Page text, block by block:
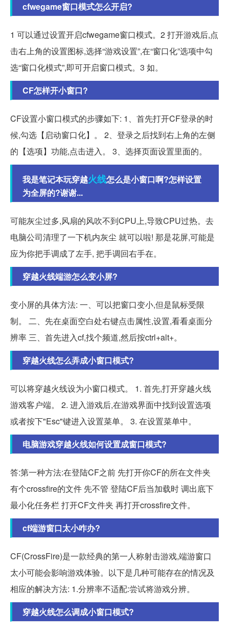
cfwegame窗口模式怎么开启?
1 可以通过设置开启cfwegame窗口模式。2 打开游戏后,点
击右上角的设置图标,选择“游戏设置”,在“窗口化”选项中勾
选“窗口化模式”,即可开启窗口模式。3 如。
CF怎样开小窗口?
CF设置小窗口模式的步骤如下: 1、首先打开CF登录的时
候,勾选【启动窗口化】。 2、登录之后找到右上角的左侧
的【选项】功能,点击进入。 3、选择页面设置里面的。
我是笔记本玩穿越火线怎么是小窗口啊?怎样设置
为全屏的?谢谢...
可能灰尘过多,风扇的风吹不到CPU上,导致CPU过热。去
电脑公司清理了一下机内灰尘 就可以啦! 那是花屏,可能是
应为你把手调成了左手, 把手调回右手在。
穿越火线端游怎么变小屏?
变小屏的具体方法: 一、可以把窗口变小,但是鼠标受限
制。 二、先在桌面空白处右键点击属性,设置,看看桌面分
辨率 三、首先进入cf,找个频道,然后按ctrl+alt+。
穿越火线怎么弄成小窗口模式?
可以将穿越火线设为小窗口模式。 1. 首先,打开穿越火线
游戏客户端。 2. 进入游戏后,在游戏界面中找到设置选项
或者按下"Esc"键进入设置菜单。 3. 在设置菜单中。
电脑游戏穿越火线如何设置成窗口模式?
答:第一种方法:在登陆CF之前 先打开你CF的所在文件夹
有个crossfire的文件 先不管 登陆CF后当加载时 调出底下
最小化任务栏 打开CF文件夹 再打开crossfire文件。
cf端游窗口太小咋办?
CF(CrossFire)是一款经典的第一人称射击游戏,端游窗口
太小可能会影响游戏体验。以下是几种可能存在的情况及
相应的解决方法: 1.分辨率不适配:尝试将游戏分辨。
穿越火线怎么调成小窗口模式?